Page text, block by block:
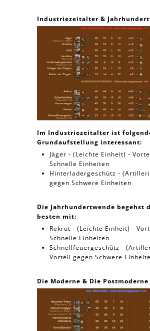
Industriezeitalter &
Im Industriezeitalter ist
Grundaufstellung interessant:
Jäger - (Leichte Einheit) -
Schnelle Einheiten
Hinterladergeschütz -
gegen Schwere Einheiten
Die Jahrhundertwende begehst
besten mit:
Rekrut - (Leichte Einheit) -
Schnelle Einheiten
Schnellfeuergeschütz -
Vorteil gegen Schwere
Die Moderne & Die Postmoderne